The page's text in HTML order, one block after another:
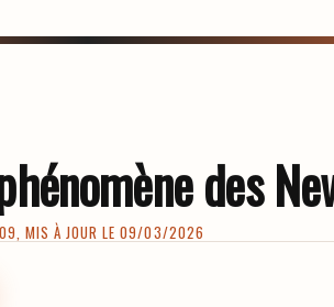
des
MIS À JOUR LE 09/03/2026